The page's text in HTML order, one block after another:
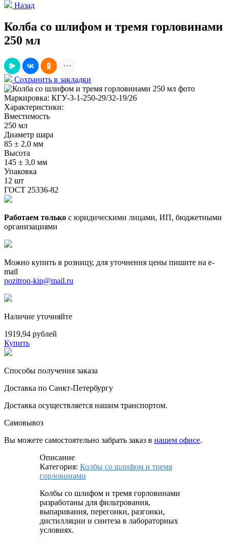
Назад
Колба со шлифом и тремя горловинами
250 мл
Сохранить в закладки
Маркировка: КГУ-3-1-250-29/32-19/26
Характеристики:
Вместимость
250 мл
Диаметр шара
85 ± 2,0 мм
Высота
145 ± 3,0 мм
Упаковка
12 шт
ГОСТ 25336-82
Работаем только с юридическими лицами, ИП, бюджетными
организациями
Можно купить в розницу, для уточнения цены пишите на e-
mail
pozitron-kip@mail.ru
Наличие уточняйте
1919,94 рублей
Купить
Способы получения заказа
Доставка по Санкт-Петербургу
Доставка осуществляется нашим транспортом.
Самовывоз
Вы можете самостоятельно забрать заказ в нашем офисе.
Описание
Категория: Колбы со шлифом и тремя
горловинами
Колбы со шлифом и тремя горловинами
разработаны для фильтрования,
выпаривания, перегонки, разгонки,
дистилляции и синтеза в лабораторных
условиях.